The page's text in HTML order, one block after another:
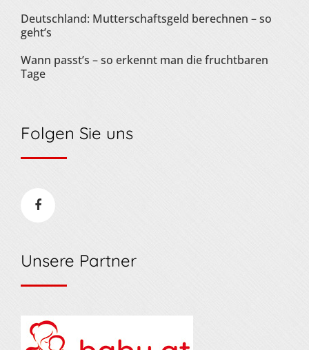
Deutschland: Mutterschaftsgeld berechnen – so
geht’s
Wann passt’s – so erkennt man die fruchtbaren
Tage
Folgen Sie uns
Unsere Partner